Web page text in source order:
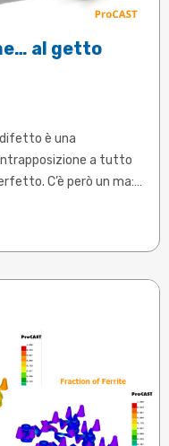
al getto
è una
a tutto
C’è però un ma:
e ridotta a